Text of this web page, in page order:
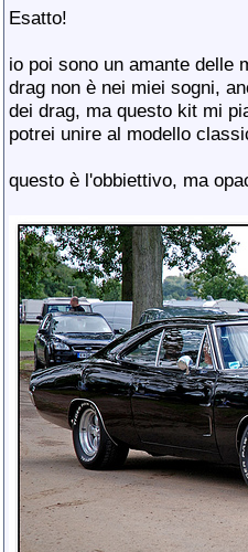
Esatto!
io poi sono un amante delle
drag non è nei miei sogni,
dei drag, ma questo kit mi
potrei unire al modello
questo è l'obbiettivo, ma